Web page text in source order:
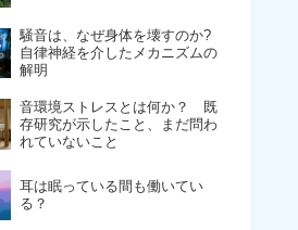
騒音は、なぜ身体を壊すのか​?
自律神経を介したメカニズムの
解明
​音環境ストレスとは何か？ 既
存研究が示したこと、まだ問わ
れていないこと
耳は眠っている間も働いてい
る？